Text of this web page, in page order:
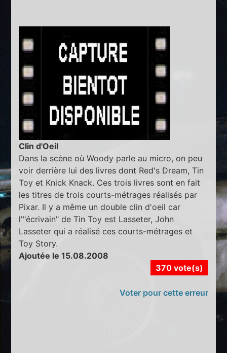
Clin d'Oeil
Dans la scène où Woody parle au micro, on peu
voir derrière lui des livres dont Red's Dream, Tin
Toy et Knick Knack. Ces trois livres sont en fait
les titres de trois courts-métrages réalisés par
Pixar. Il y a même un double clin d'oeil car
l'"écrivain" de Tin Toy est Lasseter, John
Lasseter qui a réalisé ces courts-métrages et
Toy Story.
Ajoutée le 15.08.2008
370 vote(s)
Voter pour cette erreur